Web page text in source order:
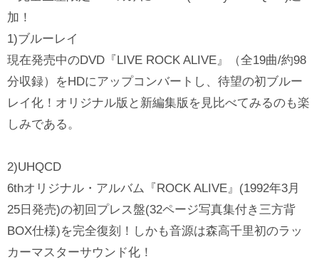
加！
1)ブルーレイ
現在発売中のDVD『LIVE ROCK ALIVE』（全19曲/約98
分収録）をHDにアップコンバートし、待望の初ブルー
レイ化！オリジナル版と新編集版を見比べてみるのも楽
しみである。
2)UHQCD
6thオリジナル・アルバム『ROCK ALIVE』(1992年3月
25日発売)の初回プレス盤(32ページ写真集付き三方背
BOX仕様)を完全復刻！しかも音源は森高千里初のラッ
カーマスターサウンド化！